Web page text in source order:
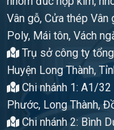
Vân gỗ, Cửa thép
Poly, Mái tôn, Vách
Trụ sở công ty tổng
Huyện Long Thành,
Chi nhánh 1: A1/32
Phước, Long Thành,
Chi nhánh 2: Bình